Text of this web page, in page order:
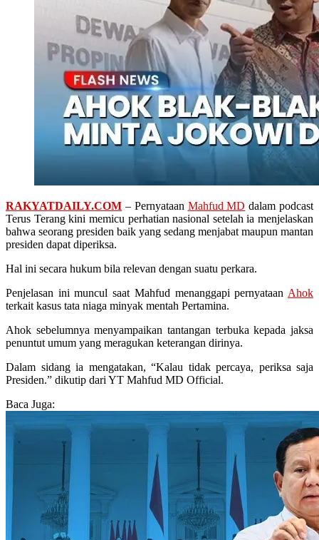
RAKYATDAILY.COM – Pernyataan Mahfud MD dalam podcast
Terus Terang kini memicu perhatian nasional setelah ia menjelaskan
bahwa seorang presiden baik yang sedang menjabat maupun mantan
presiden dapat diperiksa.
Hal ini secara hukum bila relevan dengan suatu perkara.
Penjelasan ini muncul saat Mahfud menanggapi pernyataan Ahok
terkait kasus tata niaga minyak mentah Pertamina.
Ahok sebelumnya menyampaikan tantangan terbuka kepada jaksa
penuntut umum yang meragukan keterangan dirinya.
Dalam sidang ia mengatakan, “Kalau tidak percaya, periksa saja
Presiden.” dikutip dari YT Mahfud MD Official.
Baca Juga: